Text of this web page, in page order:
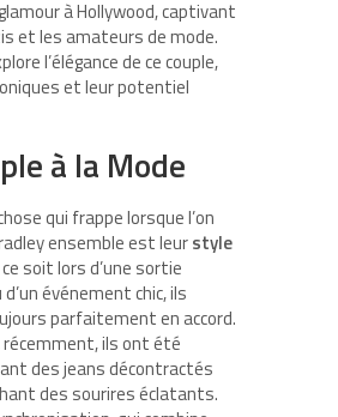
à Hollywood, captivant
et les amateurs de mode.
l’élégance de ce couple,
et leur potentiel
à la Mode
qui frappe lorsque l’on
ensemble est leurstyle
ce soit lors d’une sortie
événement chic, ils
parfaitement en accord.
récemment, ils ont été
des jeans décontractés
des sourires éclatants.